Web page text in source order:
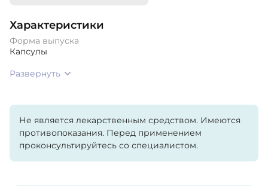
Характеристики
Форма выпуска
Капсулы
Развернуть
Не является лекарственным средством. Имеются
противопоказания. Перед применением
проконсультируйтесь со специалистом.